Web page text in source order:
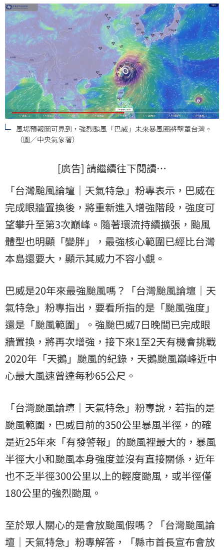
風場預報圖可見到，強烈颱風「巴威」未來暴風圈將壟罩台灣。
（圖／中央氣象署）
[廣告] 請繼續往下閱讀…
「台灣颱風論壇｜天氣特急」粉專表示，巴威在
完成眼牆置換後，將重新進入增強階段，強度可
望攀升至第3次巔峰。隨著環流持續擴張，颱風
體型也明顯「變胖」，最強核心範圍已經比台灣
本島還要大，顯示其威力不容小覷。
巴威是20年來最強颱風嗎？「台灣颱風論壇｜天
氣特急」粉專指出，要看所指的是「颱風強度」
還是「颱風範圍」。強颱巴威7日晚間已完成眼
牆置換，將再次增強，接下來1至2天有機會挑戰
2020年「天鵝」颱風的紀錄，天鵝颱風巔峰近中
心最大風速曾達每秒65公尺。
「台灣颱風論壇｜天氣特急」粉專說，若指的是
颱風範圍，巴威目前的350公里暴風半徑，的確
是近25年來「有發警報」的颱風裡最大的，暴風
半徑大小和颱風本身強度並沒有直接關係，近年
也不乏半徑300公里以上的輕度颱風，或半徑僅
180公里的強烈颱風。
至於眾人關心的是會放颱風假嗎？「台灣颱風論
壇｜天氣特急」粉專解答，「縣市首長宣布會放